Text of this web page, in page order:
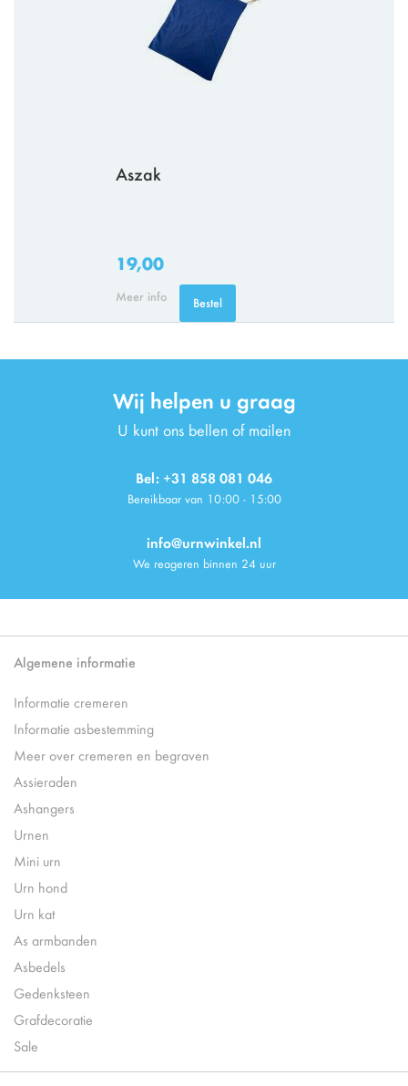
Aszak
19,00
Meer info Bestel
Wij helpen u graag
U kunt ons bellen of mailen
Bel: +31 858 081 046
Bereikbaar van 10:00 - 15:00
info@urnwinkel.nl
We reageren binnen 24 uur
Algemene informatie
Informatie cremeren
Informatie asbestemming
Meer over cremeren en begraven
Assieraden
Ashangers
Urnen
Mini urn
Urn hond
Urn kat
As armbanden
Asbedels
Gedenksteen
Grafdecoratie
Sale